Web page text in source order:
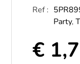
Ref :
Party,
€